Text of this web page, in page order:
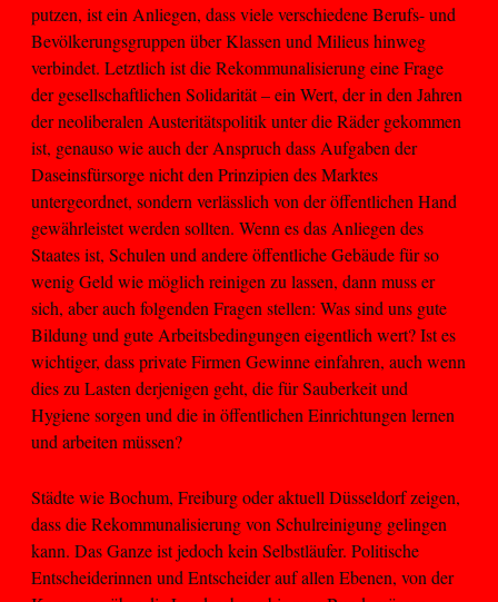
putzen, ist ein Anliegen, dass viele verschiedene Berufs- und
Bevölkerungsgruppen über Klassen und Milieus hinweg
verbindet. Letztlich ist die Rekommunalisierung eine Frage
der gesellschaftlichen Solidarität – ein Wert, der in den Jahren
der neoliberalen Austeritätspolitik unter die Räder gekommen
ist, genauso wie auch der Anspruch dass Aufgaben der
Daseinsfürsorge nicht den Prinzipien des Marktes
untergeordnet, sondern verlässlich von der öffentlichen Hand
gewährleistet werden sollten. Wenn es das Anliegen des
Staates ist, Schulen und andere öffentliche Gebäude für so
wenig Geld wie möglich reinigen zu lassen, dann muss er
sich, aber auch folgenden Fragen stellen: Was sind uns gute
Bildung und gute Arbeitsbedingungen eigentlich wert? Ist es
wichtiger, dass private Firmen Gewinne einfahren, auch wenn
dies zu Lasten derjenigen geht, die für Sauberkeit und
Hygiene sorgen und die in öffentlichen Einrichtungen lernen
und arbeiten müssen?
Städte wie Bochum, Freiburg oder aktuell Düsseldorf zeigen,
dass die Rekommunalisierung von Schulreinigung gelingen
kann. Das Ganze ist jedoch kein Selbstläufer. Politische
Entscheiderinnen und Entscheider auf allen Ebenen, von der